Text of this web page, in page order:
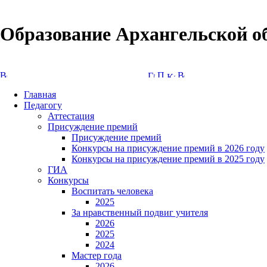
Образование Архангельской
Главная
Педагогу
Аттестация
Присуждение премий
Присуждение премий
Конкурсы на присуждение премий в 2026 году
Конкурсы на присуждение премий в 2025 году
ГИА
Конкурсы
Воспитать человека
2025
За нравственный подвиг учителя
2026
2025
2024
Мастер года